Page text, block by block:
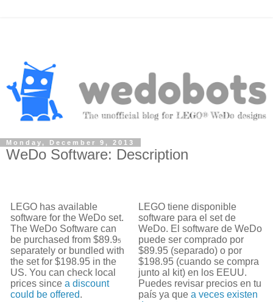
Monday, December 9, 2013
WeDo Software: Description
LEGO has available
software for the WeDo set.
The WeDo Software can
be purchased from $89.95
separately or bundled with
the set for $198.95 in the
US. You can check local
prices sincea discount
could be offered.
LEGO tiene disponible
software para el set de
WeDo. El software de WeDo
puede ser comprado por
$89.95 (separado) o por
$198.95 (cuando se compra
junto al kit) en los EEUU.
Puedes revisar precios en tu
país ya quea veces existen